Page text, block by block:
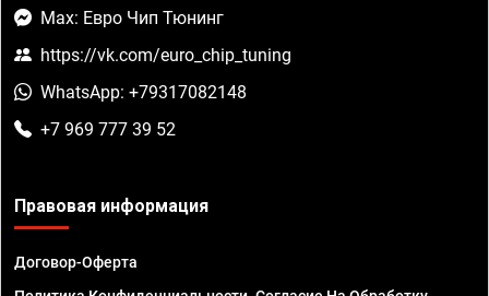
Max: Евро Чип Тюнинг
https://vk.com/euro_chip_tuning
WhatsApp: +79317082148
+7 969 777 39 52
Правовая информация
Договор-Оферта